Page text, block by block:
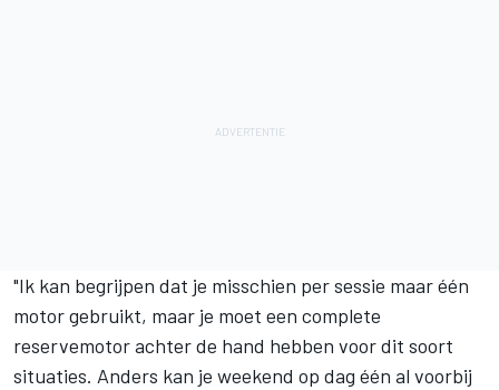
"Ik kan begrijpen dat je misschien per sessie maar één
motor gebruikt, maar je moet een complete
reservemotor achter de hand hebben voor dit soort
situaties. Anders kan je weekend op dag één al voorbij